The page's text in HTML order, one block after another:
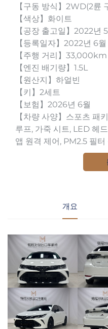
【구동 방식】2WD(2륜
【색상】화이트
【공장 출고일】2022년
【등록일자】2022년 6월
【주행 거리】33,000km
【엔진 배기량】1.5L
【원산지】하얼빈
【키】2세트
【보험】2026년 6월
【차량 사양】스포츠 패
루프, 가죽 시트, LED 헤
앱 원격 제어, PM2.5 필터
개요